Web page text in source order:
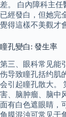
差。 白內障科主
已經發白，但她完
覺得這樣不美觀才
瞳孔變白: 發生率
第三、眼科常见能
伤导致瞳孔括约肌
会引起瞳孔散大。
害、脑肿瘤、脑中
面有白色遮眼睛，
角膜混浊可常见于